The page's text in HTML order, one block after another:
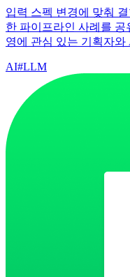
입력 스펙 변경에 맞춰
한 파이프라인 사례를
영에 관심 있는 기획자
AI#LLM